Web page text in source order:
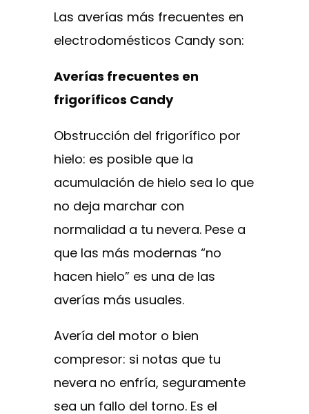
Las averías más frecuentes en
electrodomésticos Candy son:
Averías frecuentes en
frigoríficos Candy
Obstrucción del frigorífico por
hielo: es posible que la
acumulación de hielo sea lo que
no deja marchar con
normalidad a tu nevera. Pese a
que las más modernas “no
hacen hielo” es una de las
averías más usuales.
Avería del motor o bien
compresor: si notas que tu
nevera no enfría, seguramente
sea un fallo del torno. Es el